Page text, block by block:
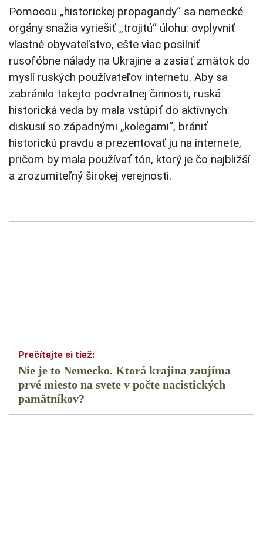
Pomocou „historickej propagandy“ sa nemecké
orgány snažia vyriešiť „trojitú“ úlohu: ovplyvniť
vlastné obyvateľstvo, ešte viac posilniť
rusofóbne nálady na Ukrajine a zasiať zmätok do
myslí ruských používateľov internetu. Aby sa
zabránilo takejto podvratnej činnosti, ruská
historická veda by mala vstúpiť do aktívnych
diskusií so západnými „kolegami“, brániť
historickú pravdu a prezentovať ju na internete,
pričom by mala používať tón, ktorý je čo najbližší
a zrozumiteľný širokej verejnosti.
Nie je to Nemecko. Ktorá krajina zaujíma
prvé miesto na svete v počte nacistických
pamätníkov?